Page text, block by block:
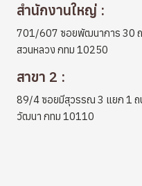
สำนักงานใหญ่ :
701/607 ซอยพัฒนาการ 30
สวนหลวง กทม 10250
สาขา 2 :
89/4 ซอยมีสุวรรณ 3 แยก 1 ถ
วัฒนา กทม 10110